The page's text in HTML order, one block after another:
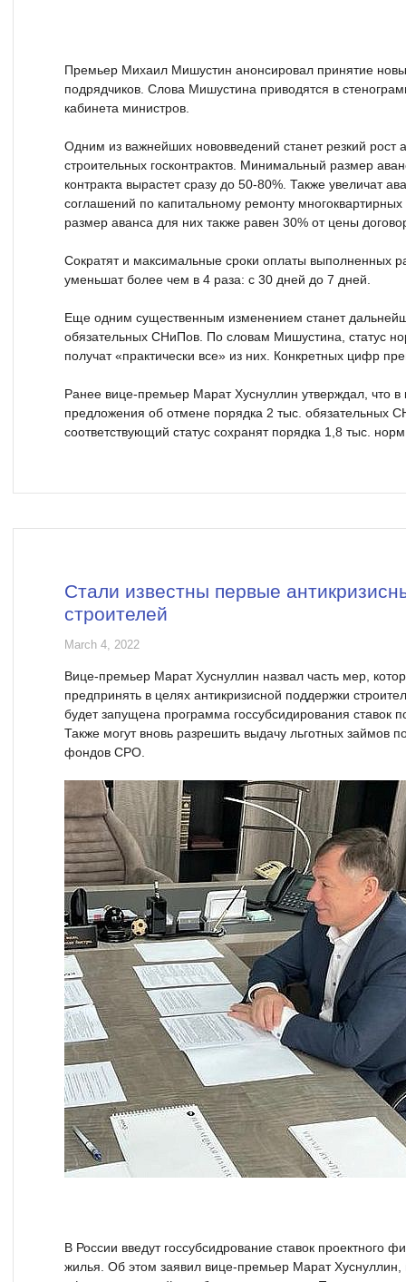
Премьер Михаил Мишустин анонсировал принятие
подрядчиков. Слова Мишустина приводятся в
кабинета министров.
Одним из важнейших нововведений станет резкий рост
строительных госконтрактов. Минимальный размер
контракта вырастет сразу до 50-80%. Также увеличат
соглашений по капитальному ремонту
размер аванса для них также равен 30% от цены
Сократят и максимальные сроки оплаты выполненных
уменьшат более чем в 4 раза: с 30 дней до 7 дней.
Еще одним существенным изменением станет
обязательных СНиПов. По словам Мишустина, статус
получат «практически все» из них. Конкретных цифр
Ранее вице-премьер Марат Хуснуллин утверждал, что
предложения об отмене порядка 2 тыс. обязательных
соответствующий статус сохранят порядка 1,8 тыс.
Стали известны первые
строителей
March 4, 2022
Вице-премьер Марат Хуснуллин назвал часть мер,
предпринять в целях антикризисной поддержки
будет запущена программа госсубсидирования ставок
Также могут вновь разрешить выдачу льготных займов
фондов СРО.
В России введут госсубсидрование ставок проектного
жилья. Об этом заявил вице-премьер Марат Хуснуллин,